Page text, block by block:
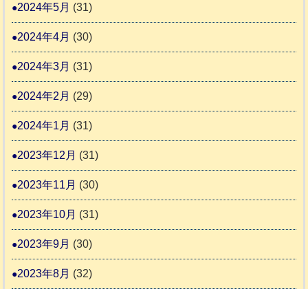
2024年5月 (31)
2024年4月 (30)
2024年3月 (31)
2024年2月 (29)
2024年1月 (31)
2023年12月 (31)
2023年11月 (30)
2023年10月 (31)
2023年9月 (30)
2023年8月 (32)